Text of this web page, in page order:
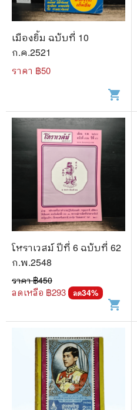
เมืองยิ้ม ฉบับที่ 10
ก.ค.2521
ราคา ฿50
shopping_cart
โหราเวสม์ ปีที่ 6 ฉบับที่ 62
ก.พ.2548
ราคา ฿450
ลดเหลือ ฿293 ลด34%
shopping_cart